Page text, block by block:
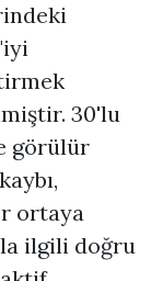
30'lu
görülür
ortaya
ilgili doğru